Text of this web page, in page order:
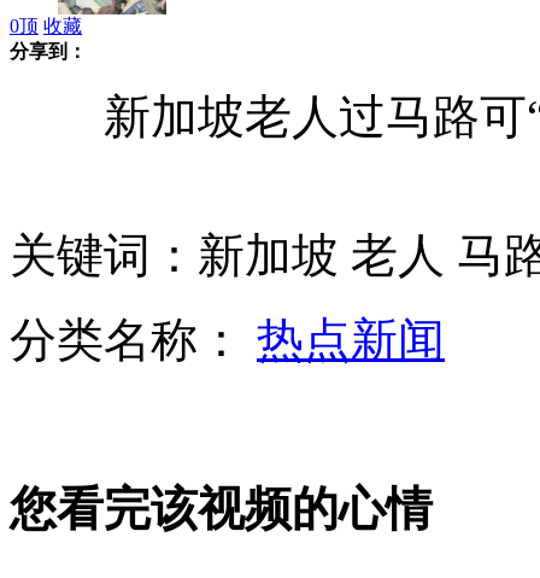
砖厂女工人被卷入砖机
霸王条款：退机票扣除费用竟高达81.2%
0顶 收藏
分享到：
新加坡老人过马路可“
关键词：新加坡 老人 马
分类名称： 热点新闻
您看完该视频的心情